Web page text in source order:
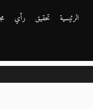
الرئيسية تحقيق رأي